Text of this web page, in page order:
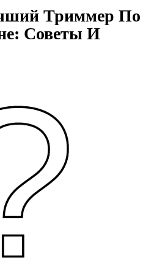
Триммер По
Советы И